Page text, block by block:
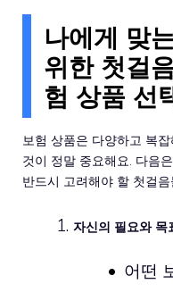
나에게 맞
위한 첫걸
험 상품 선
보험 상품은 다양하고 복
것이 정말 중요해요. 다음
반드시 고려해야 할 첫걸음
자신의 필요와 목
어떤